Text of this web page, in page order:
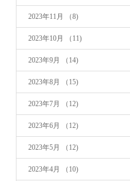
2023年11月 （8)
2023年10月 （11)
2023年9月 （14)
2023年8月 （15)
2023年7月 （12)
2023年6月 （12)
2023年5月 （12)
2023年4月 （10)